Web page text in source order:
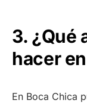
3. ¿Qué
hacer
En Boca Chica